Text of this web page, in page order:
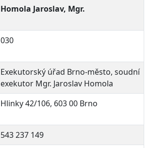
Homola Jaroslav, Mgr.
030
Exekutorský úřad Brno-město, soudní
exekutor Mgr. Jaroslav Homola
Hlinky 42/106, 603 00 Brno
543 237 149